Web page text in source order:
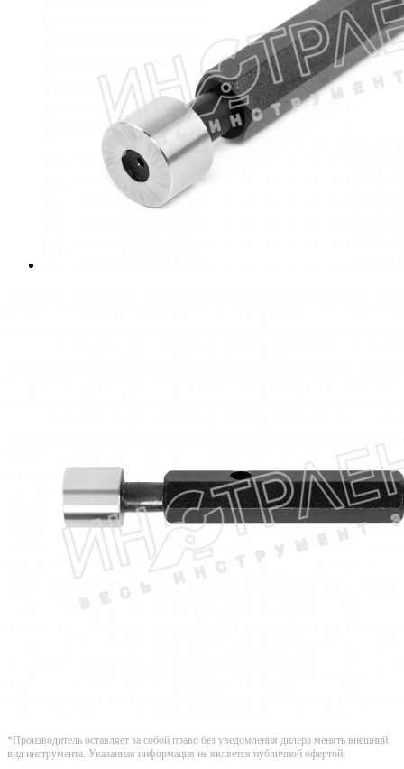
*Производитель оставляет за собой право без уведомления дилера менять внешний
вид инструмента. Указанная информация не является публичной офертой.